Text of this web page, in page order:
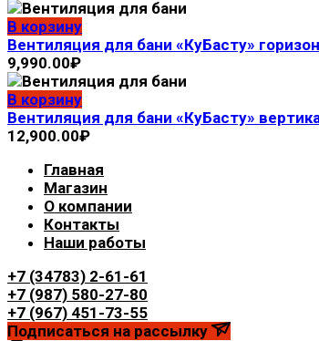
В корзину
Вентиляция для бани «КуБасту»
9,990.00₽
В корзину
Вентиляция для бани «КуБасту»
12,900.00₽
Главная
Магазин
О компании
Контакты
Наши работы
+7 (34783) 2-61-61
+7 (987) 580-27-80
+7 (967) 451-73-55
Подписаться на рассылку